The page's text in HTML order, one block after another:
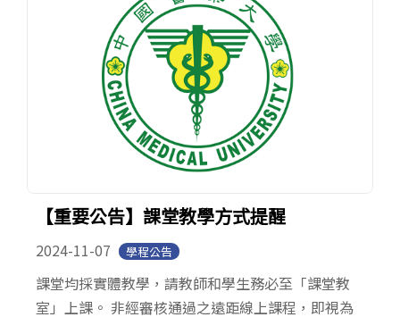
【重要公告】課堂教學方式提醒
2024-11-07 學程公告
課堂均採實體教學，請教師和學生務必至「課堂教
室」上課。 非經審核通過之遠距線上課程，即視為